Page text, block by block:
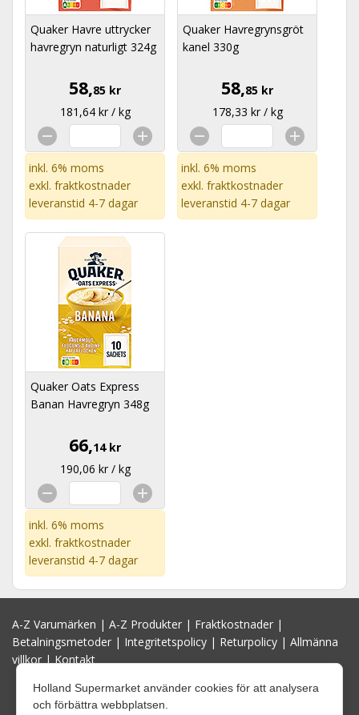
Quaker Havre uttrycker
havregryn naturligt 324g
58,85 kr
181,64 kr / kg
inkl. 6% moms
exkl. fraktkostnader
leveranstid 4-7 dagar
Quaker Havregrynsgröt
kanel 330g
58,85 kr
178,33 kr / kg
inkl. 6% moms
exkl. fraktkostnader
leveranstid 4-7 dagar
Quaker Oats Express
Banan Havregryn 348g
66,14 kr
190,06 kr / kg
inkl. 6% moms
exkl. fraktkostnader
leveranstid 4-7 dagar
A-Z Varumärken | A-Z Produkter | Fraktkostnader |
Betalningsmetoder | Integritetspolicy | Returpolicy | Allmänna
villkor|Kontakt
Holland Supermarket använder cookies för att analysera
och förbättra webbplatsen.